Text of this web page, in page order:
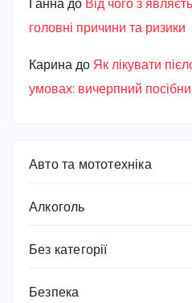
Ганна до Від чого
головні причини та ризики
Карина до Як лікувати
умовах: вичерпний
Авто та мототехніка
Алкоголь
Без категорії
Безпека